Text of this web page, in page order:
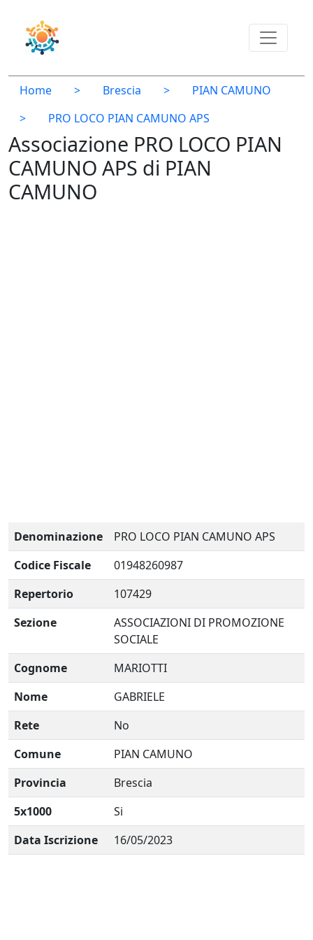
Home > Brescia >
PIAN CAMUNO
>
PRO LOCO PIAN CAMUNO APS
Associazione PRO LOCO PIAN
CAMUNO APS di PIAN
CAMUNO
Denominazione
PRO LOCO PIAN CAMUNO APS
Codice Fiscale
01948260987
Repertorio
107429
Sezione
ASSOCIAZIONI DI PROMOZIONE
SOCIALE
Cognome
MARIOTTI
Nome
GABRIELE
Rete
No
Comune
PIAN CAMUNO
Provincia
Brescia
5x1000
Si
Data Iscrizione
16/05/2023